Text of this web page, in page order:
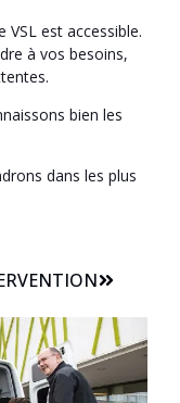
est accessible.
à vos besoins,
bien les
dans les plus